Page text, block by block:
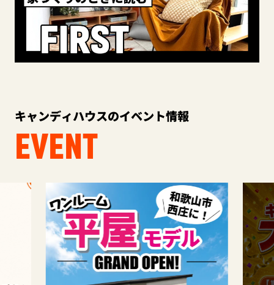
キャンディハウスのイベント情報
EVENT